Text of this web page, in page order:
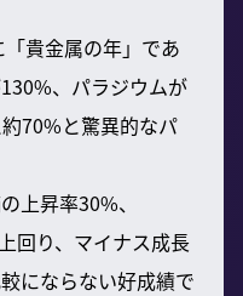
貴金属の年」であ
、パラジウムが
70%と驚異的なパ
上昇率30%、
回り、マイナス成長
にならない好成績で